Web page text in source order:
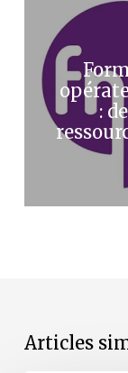
:
Articles